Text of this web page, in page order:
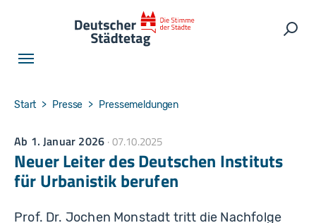
You are here:
Start Presse Pressemeldungen
Ab 1. Januar 2026 07.10.2025
Neuer Leiter des Deutschen Instituts
für Urbanistik berufen
Prof. Dr. Jochen Monstadt tritt die Nachfolge